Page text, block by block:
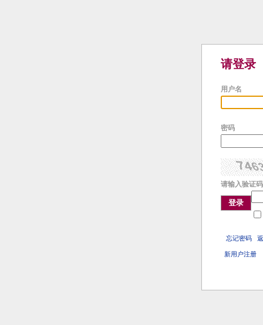
请登录
用户名
密码
请输入验证
登录
忘记密码
新用户注册